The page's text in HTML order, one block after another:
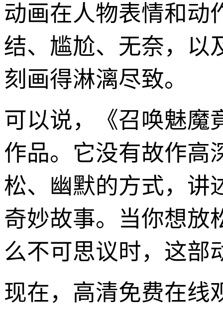
动画在人物表情和动
结、尴尬、无奈，以
刻画得淋漓尽致。
可以说，《召唤魅魔
作品。它没有故作高
松、幽默的方式，讲
奇妙故事。当你想放
么不可思议时，这部
现在，高清免费在线